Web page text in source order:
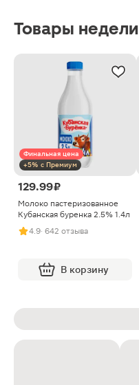
Товары недели
Финальная цена
+5% с Премиум
129.99 ₽
Молоко пастеризованное
Кубанская буренка 2.5% 1.4л
4.9· 642 отзыва
В корзину